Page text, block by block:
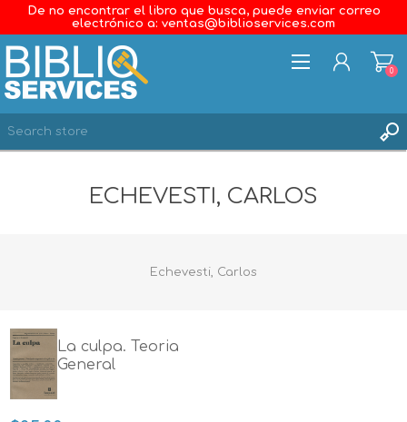
De no encontrar el libro que busca, puede enviar correo
electrónico a: ventas@biblioservices.com
0
ECHEVESTI, CARLOS
Echevesti, Carlos
La culpa. Teoria
General